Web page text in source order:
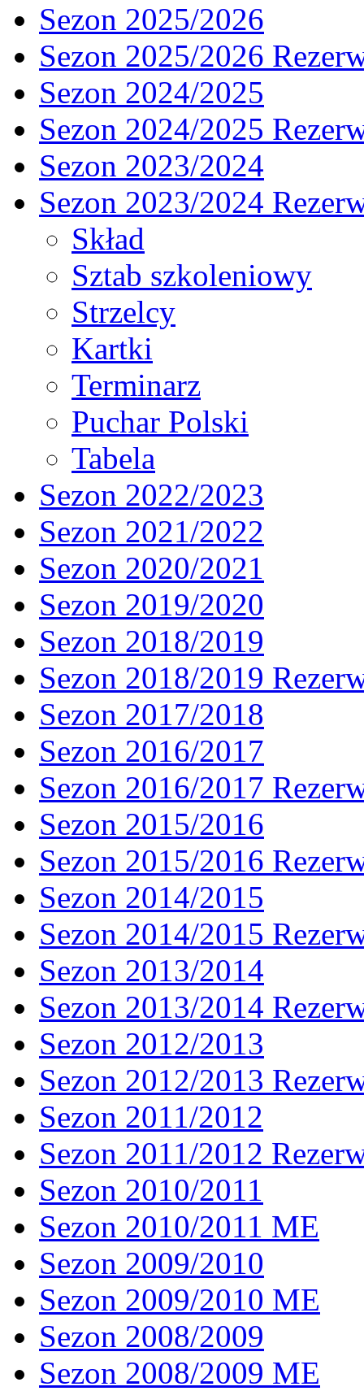
Sezon 2025/2026
Sezon 2025/2026
Sezon 2024/2025
Sezon 2024/2025
Sezon 2023/2024
Sezon 2023/2024
Skład
Sztab szkoleniowy
Strzelcy
Kartki
Terminarz
Puchar Polski
Tabela
Sezon 2022/2023
Sezon 2021/2022
Sezon 2020/2021
Sezon 2019/2020
Sezon 2018/2019
Sezon 2018/2019
Sezon 2017/2018
Sezon 2016/2017
Sezon 2016/2017
Sezon 2015/2016
Sezon 2015/2016
Sezon 2014/2015
Sezon 2014/2015
Sezon 2013/2014
Sezon 2013/2014
Sezon 2012/2013
Sezon 2012/2013
Sezon 2011/2012
Sezon 2011/2012
Sezon 2010/2011
Sezon 2010/2011 ME
Sezon 2009/2010
Sezon 2009/2010 ME
Sezon 2008/2009
Sezon 2008/2009 ME